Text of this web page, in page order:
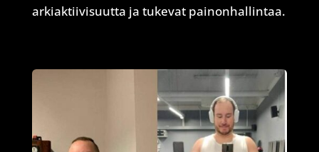
arkiaktiivisuutta ja tukevat painonhallintaa.